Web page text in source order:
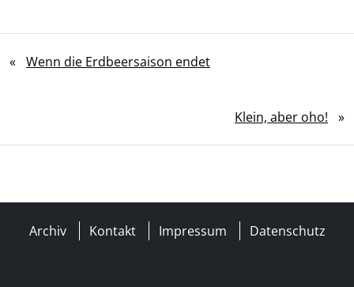
« Wenn die Erdbeersaison endet
Klein, aber oho! »
Archiv Kontakt Impressum Datenschutz